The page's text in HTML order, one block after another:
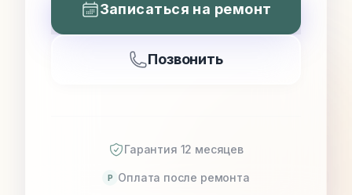
Записаться на ремонт
Позвонить
Гарантия 12 месяцев
P Оплата после ремонта